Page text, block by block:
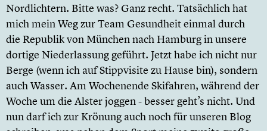
Nordlichtern. Bitte was? Ganz recht. Tatsächlich hat
mich mein Weg zur Team Gesundheit einmal durch
die Republik von München nach Hamburg in unsere
dortige Niederlassung geführt. Jetzt habe ich nicht nur
Berge (wenn ich auf Stippvisite zu Hause bin), sondern
auch Wasser. Am Wochenende Skifahren, während der
Woche um die Alster joggen - besser geht’s nicht. Und
nun darf ich zur Krönung auch noch für unseren Blog